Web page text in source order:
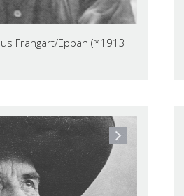
Frangart/Eppan (*1913